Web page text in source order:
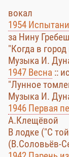
вокал
1954
за Нину
"Когда в
Музыка И.
1947 Весна ::
"Лунное
Музыка И.
1946 Первая
А.Клещёвой
В лодке ("С
(В.Соловьёв-